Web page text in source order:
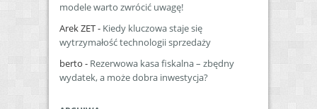
modele warto zwrócić uwagę!
Arek ZET- Kiedy kluczowa staje się
wytrzymałość technologii sprzedaży
berto - Rezerwowa kasa fiskalna – zbędny
wydatek, a może dobra inwestycja?